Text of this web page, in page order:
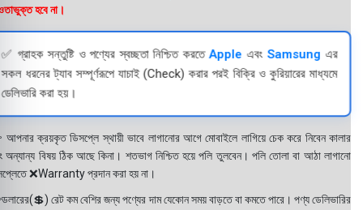
হবে না।
✅ গ্রাহক সন্তুষ্টি ও পণ্যের স্বচ্ছতা নিশ্চিত করতেApple এবংSamsung এর
সকল ধরনের ট্যাব সম্পূর্ণরূপে যাচাই (Check) করার পরই বিক্রি ও কুরিয়ারের মাধ্যমে
ডেলিভারি করা হয়।
ক্রয়কৃত ডিসপ্লে স্থায়ী ভাবে লাগানোর আগে মোবাইলে লাগিয়ে চেক করে নিবেন কালার
অন্যান্য বিষয় ঠিক আছে কিনা। শতভাগ নিশ্চিত হয়ে পলি তুলবেন। পলি তোলা বা আঠা লাগানো
❌Warranty প্রদান করা হয় না।
রেট কম বেশির জন্য পণ্যের দাম যেকোন সময় বাড়তে বা কমতে পারে। পণ্য ডেলিভারির